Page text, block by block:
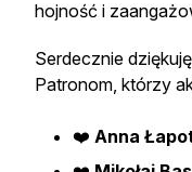
hojność i
Serdecznie
Patronom, którzy
❤️ Anna